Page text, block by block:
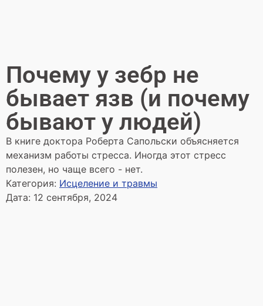
Почему у зебр не
бывает язв (и почему
бывают у людей)
В книге доктора Роберта Сапольски объясняется
механизм работы стресса. Иногда этот стресс
полезен, но чаще всего - нет.
Категория: Исцеление и травмы
Дата: 12 сентября, 2024